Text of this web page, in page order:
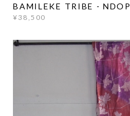
BAMILEKE TRIBE - NDOP
¥38,500